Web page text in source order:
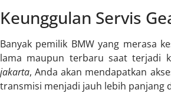
Keunggulan Servis
Banyak pemilik BMW yang merasa
lama maupun terbaru saat terjadi
jakarta, Anda akan mendapatkan
transmisi menjadi jauh lebih panjang